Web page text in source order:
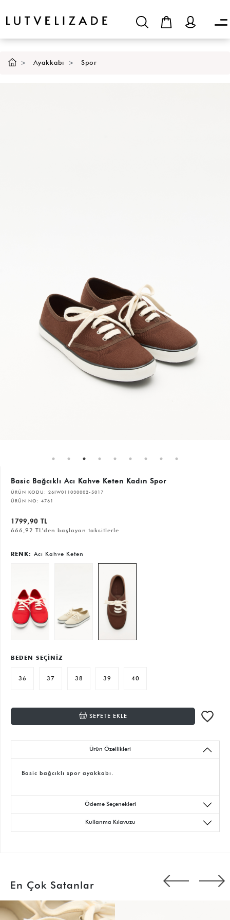
Ayakkabı Spor
Basic Bağcıklı Acı Kahve Keten Kadın Spor
ÜRÜN KODU: 26IW011030002-5017
ÜRÜN NO: 4761
1799,90 TL
666,92 TL'den başlayan taksitlerle
RENK: Acı Kahve Keten
BEDEN SEÇİNİZ
36 37 38 39 40
SEPETE EKLE
Ürün Özellikleri
Basic bağcıklı spor ayakkabı.
Ödeme Seçenekleri
Kullanma Kılavuzu
En Çok Satanlar